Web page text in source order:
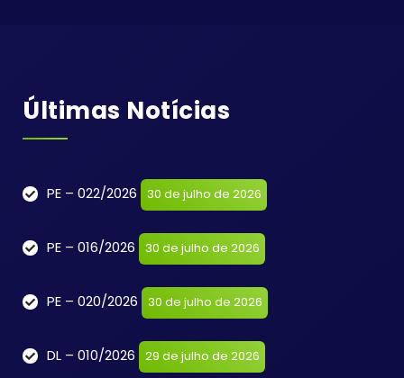
Últimas Notícias
PE – 022/2026 30 de julho de 2026
PE – 016/2026 30 de julho de 2026
PE – 020/2026 30 de julho de 2026
DL – 010/2026 29 de julho de 2026